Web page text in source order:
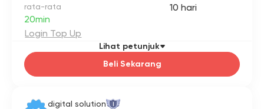
rata-rata
20min
Login Top Up
10 hari
Beli Sekarang
Lihat petunjuk
digital solution I